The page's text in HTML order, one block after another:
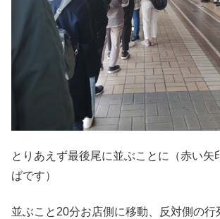
とりあえず最後尾に並ぶことに（赤い矢
ばです）
並ぶこと20分お店側に移動、反対側の行